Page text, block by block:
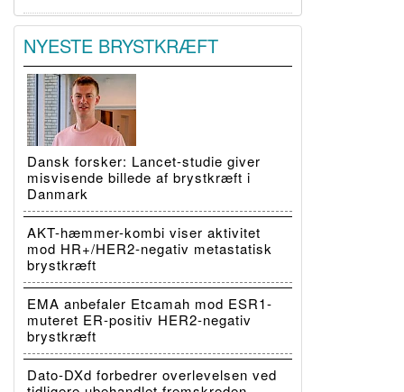
NYESTE BRYSTKRÆFT
Dansk forsker: Lancet-studie giver
misvisende billede af brystkræft i
Danmark
AKT-hæmmer-kombi viser aktivitet
mod HR+/HER2-negativ metastatisk
brystkræft
EMA anbefaler Etcamah mod ESR1-
muteret ER-positiv HER2-negativ
brystkræft
Dato-DXd forbedrer overlevelsen ved